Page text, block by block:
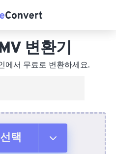
변환기
에서 무료로 변환하세요.
택